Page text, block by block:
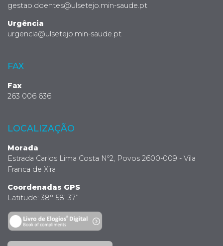
gestao.doentes@ulsetejo.min-saude.pt
Urgência
urgencia@ulsetejo.min-saude.pt
FAX
Fax
263 006 636
LOCALIZAÇÃO
Morada
Estrada Carlos Lima Costa Nº2, Povos 2600-009 - Vila
Franca de Xira
Coordenadas GPS
Latitude: 38° 58’ 37’’